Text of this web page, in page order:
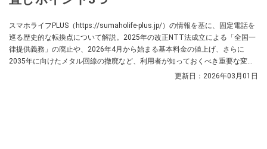
スマホライフPLUS（https://sumaholife-plus.jp/）の情報を基に、固定電話を
巡る歴史的な転換点について解説。2025年の改正NTT法成立による「全国一
律提供義務」の廃止や、2026年4月から始まる基本料金の値上げ、さらに
2035年に向けたメタル回線の撤廃など、利用者が知っておくべき重要な変更
更新日： 2026年03月01日